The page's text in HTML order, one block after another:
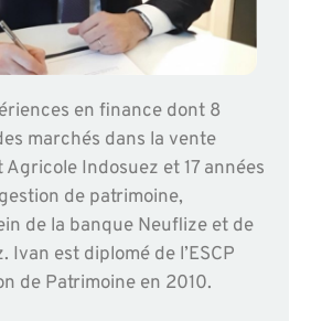
en finance dont 8
marchés dans la vente
Indosuez et 17 années
de patrimoine,
de la banque Neuflize et de
Ivan est diplomé de l’ESCP
de Patrimoine en 2010.